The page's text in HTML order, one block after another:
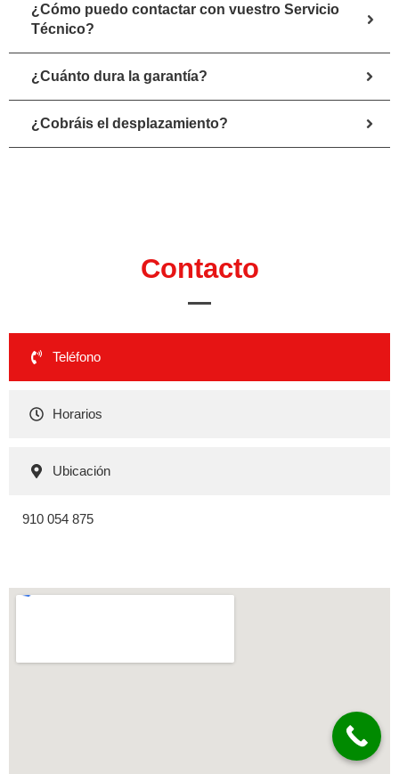
¿Cómo puedo contactar con vuestro Servicio
Técnico?
¿Cuánto dura la garantía?
¿Cobráis el desplazamiento?
Contacto
Teléfono
Horarios
Ubicación
910 054 875